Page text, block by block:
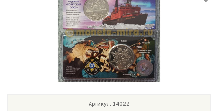
Артикул: 14022